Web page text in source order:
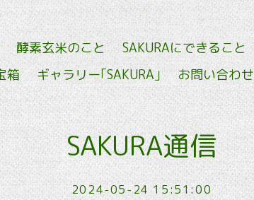
酵素玄米のこと SAKURAにできること
箱
ギャラリー｢SAKURA｣ お問い合わせ
SAKURA通信
2024-05-24 15:51:00